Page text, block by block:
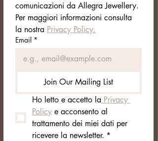
comunicazioni da Allegra Jewellery.
Per maggiori informazioni consulta
la nostra Privacy Policy.
Email *
Join Our Mailing List
Ho letto e accetto la Privacy
Policy e acconsento al
trattamento dei miei dati per
ricevere la newsletter. *